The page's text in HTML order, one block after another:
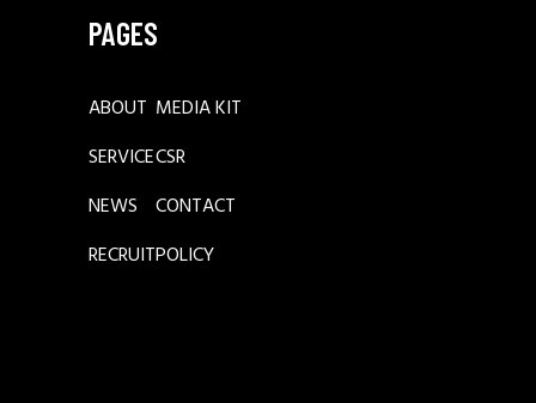
PAGES
ABOUT
SERVICE
NEWS
RECRUIT
MEDIA KIT
CSR
CONTACT
POLICY